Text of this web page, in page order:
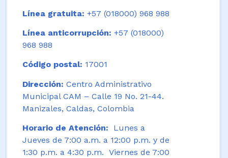
Línea gratuita: +57 (018000) 968 988
Línea anticorrupción: +57 (018000)
968 988
Código postal: 17001
Dirección: Centro Administrativo
Municipal CAM – Calle 19 No. 21-44.
Manizales, Caldas, Colombia
Horario de Atención: Lunes a
Jueves de 7:00 a.m. a 12:00 p.m. y de
1:30 p.m. a 4:30 p.m. Viernes de 7:00